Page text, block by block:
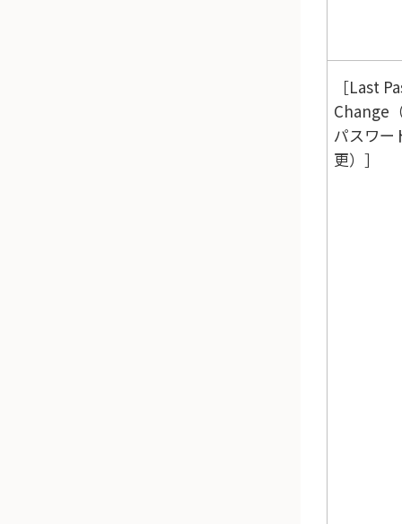
［Last
Change
パスワー
更）］